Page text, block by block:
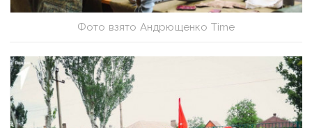
Фото взято Андрющенко Time